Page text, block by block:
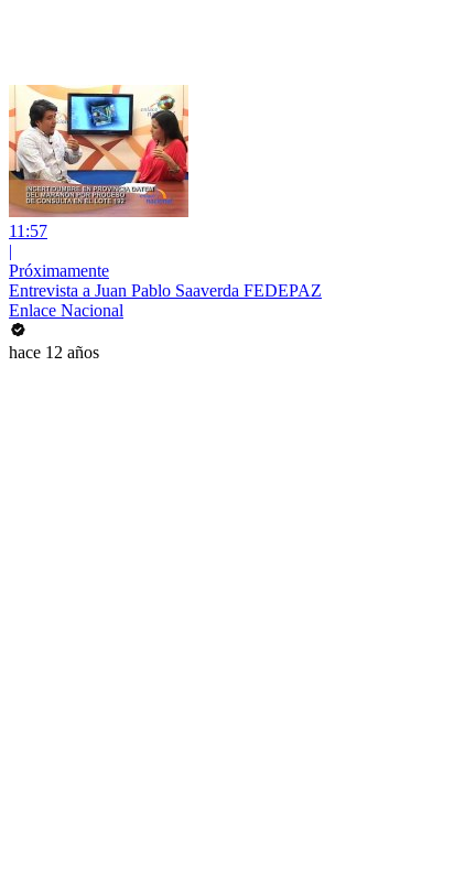
11:57
|
Próximamente
Entrevista a Juan Pablo Saaverda FEDEPAZ
Enlace Nacional
hace 12 años